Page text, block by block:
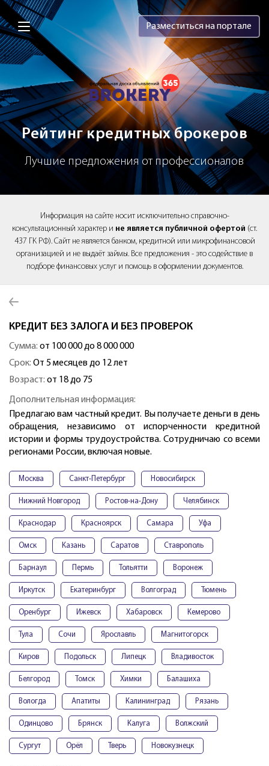
Brokery365 - Рейтинг кредитных
Разместиться на портале
Рейтинг кредитных брокеров
Лучшие предложения от профессионалов
Информация на сайте носит исключительно справочно-
консультационный характер и не является публичной офертой (ст.
437 ГК РФ). Сайт не является банком, кредитной или микрофинансовой
организацией и не выдаёт займы. Все предложения - это содействие в
подборе финансовых услуг и помощь в оформлении документов.
КРЕДИТ БЕЗ ЗАЛОГА И БЕЗ ПРОВЕРОК
Сумма: от 100 000 до 8 000 000
Срок: От 5 месяцев до 12 лет
Возраст: от 18 до 75
Дополнительная информация:
Предлагаю вам частный кредит. Вы получаете деньги в день
обращения, независимо от испорченности кредитной
истории и формы трудоустройства. Сотрудничаю со всеми
регионами России, включая новые.
Москва Санкт-Петербург Новосибирск
Нижний Новгород Ростов-на-Дону Челябинск
Краснодар Красноярск Самара Уфа
Омск Казань Саратов Ставрополь
Барнаул Пермь Тольятти Воронеж
Иркутск Екатеринбург Волгоград Тюмень
Оренбург Ижевск Хабаровск Кемерово
Тула Сочи Ярославль Магнитогорск
Киров Подольск Липецк Владивосток
Белгород Томск Химки Балашиха
Вологда Апатиты Калининград Рязань
Одинцово Брянск Калуга Волжский
Сургут Орёл Тверь Новокузнецк